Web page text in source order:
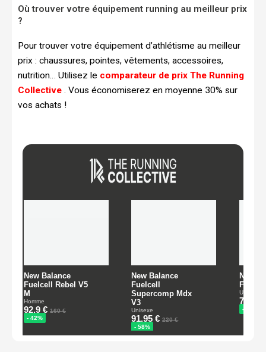
Où trouver votre équipement running au meilleur prix
?
Pour trouver votre équipement d’athlétisme au meilleur
prix : chaussures, pointes, vêtements, accessoires,
nutrition… Utilisez le comparateur de prix The Running
Collective . Vous économiserez en moyenne 30% sur
vos achats !